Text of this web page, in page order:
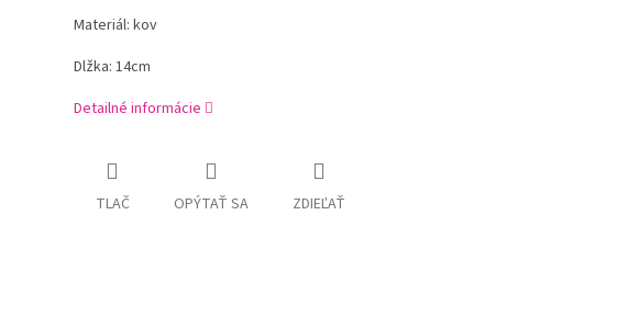
Materiál: kov
Dlžka: 14cm
Detailné informácie
TLAČ OPÝTAŤ SA ZDIEĽAŤ